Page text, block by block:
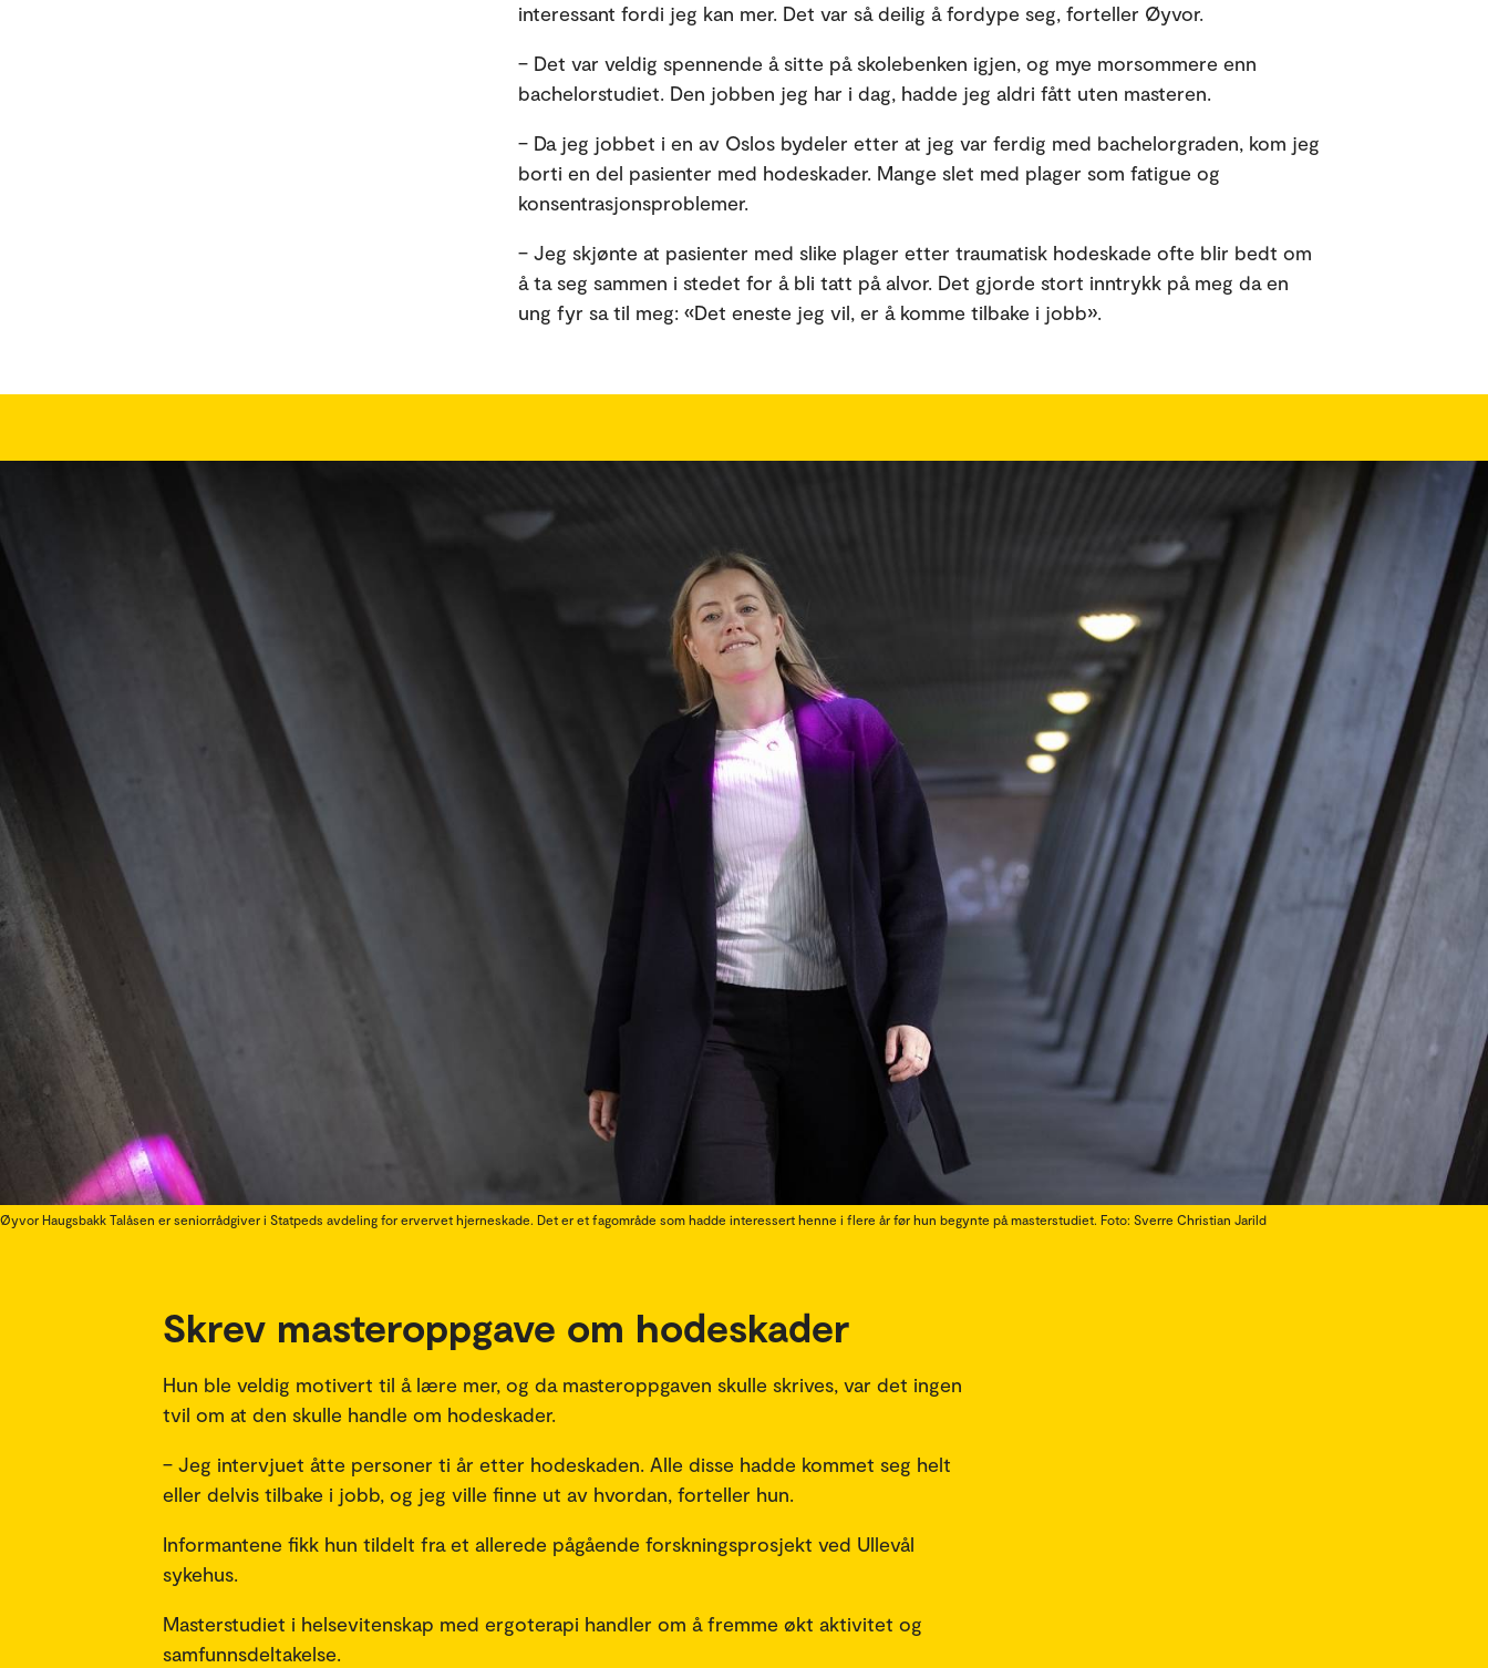
interessant fordi jeg kan mer. Det var så deilig å fordype seg, forteller Øyvor.
– Det var veldig spennende å sitte på skolebenken igjen, og mye morsommere enn
bachelorstudiet. Den jobben jeg har i dag, hadde jeg aldri fått uten masteren.
– Da jeg jobbet i en av Oslos bydeler etter at jeg var ferdig med bachelorgraden, kom jeg
borti en del pasienter med hodeskader. Mange slet med plager som fatigue og
konsentrasjonsproblemer.
– Jeg skjønte at pasienter med slike plager etter traumatisk hodeskade ofte blir bedt om
å ta seg sammen i stedet for å bli tatt på alvor. Det gjorde stort inntrykk på meg da en
ung fyr sa til meg: «Det eneste jeg vil, er å komme tilbake i jobb».
Øyvor Haugsbakk Talåsen er seniorrådgiver i Statpeds avdeling for ervervet hjerneskade. Det er et fagområde som hadde interessert henne i flere år før hun begynte på masterstudiet. Foto: Sverre Christian Jarild
Skrev masteroppgave om hodeskader
Hun ble veldig motivert til å lære mer, og da masteroppgaven skulle skrives, var det ingen
tvil om at den skulle handle om hodeskader.
– Jeg intervjuet åtte personer ti år etter hodeskaden. Alle disse hadde kommet seg helt
eller delvis tilbake i jobb, og jeg ville finne ut av hvordan, forteller hun.
Informantene fikk hun tildelt fra et allerede pågående forskningsprosjekt ved Ullevål
sykehus.
Masterstudiet i helsevitenskap med ergoterapi handler om å fremme økt aktivitet og
samfunnsdeltakelse.